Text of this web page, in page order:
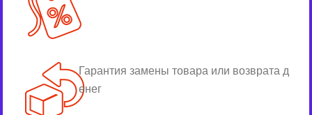
Гарантия замены товара или возврата д
енег